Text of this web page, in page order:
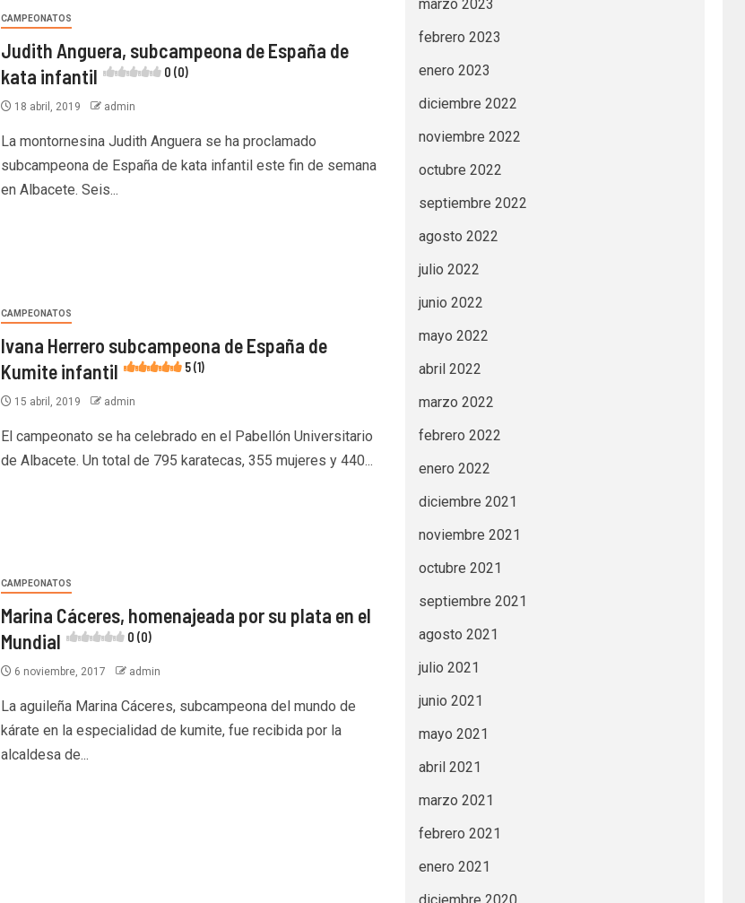
CAMPEONATOS
Judith Anguera, subcampeona de España de
kata infantil
0 (0)
18 abril, 2019 admin
La montornesina Judith Anguera se ha proclamado
subcampeona de España de kata infantil este fin de semana
en Albacete. Seis...
CAMPEONATOS
Ivana Herrero subcampeona de España de
Kumite infantil
5 (1)
15 abril, 2019 admin
El campeonato se ha celebrado en el Pabellón Universitario
de Albacete. Un total de 795 karatecas, 355 mujeres y 440...
CAMPEONATOS
Marina Cáceres, homenajeada por su plata en el
Mundial
0 (0)
6 noviembre, 2017 admin
La aguileña Marina Cáceres, subcampeona del mundo de
kárate en la especialidad de kumite, fue recibida por la
alcaldesa de...
marzo 2023
febrero 2023
enero 2023
diciembre 2022
noviembre 2022
octubre 2022
septiembre 2022
agosto 2022
julio 2022
junio 2022
mayo 2022
abril 2022
marzo 2022
febrero 2022
enero 2022
diciembre 2021
noviembre 2021
octubre 2021
septiembre 2021
agosto 2021
julio 2021
junio 2021
mayo 2021
abril 2021
marzo 2021
febrero 2021
enero 2021